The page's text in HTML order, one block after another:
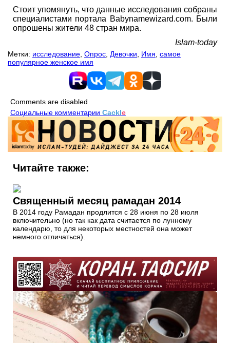
Стоит упомянуть, что данные исследования собраны
специалистами портала Babynamewizard.com. Были
опрошены жители 48 стран мира.
Islam-today
Метки: исследование Опрос Девочки Имя самое
популярное женское имя
Comments are disabled
Социальные комментарии Cackle
Читайте также:
Священный месяц рамадан 2014
В 2014 году Рамадан продлится с 28 июня по 28 июля
включительно (но так как дата считается по лунному
календарю, то для некоторых местностей она может
немного отличаться).